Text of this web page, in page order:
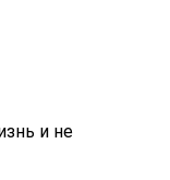
и не